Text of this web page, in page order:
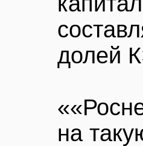
долей
на